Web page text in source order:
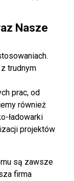
Nasze
trudnym
prac, od
również
ładowarki
projektów
są zawsze
firma